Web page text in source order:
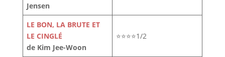
Jensen
LE BON, LA BRUTE ET
LE CINGLÉ
de Kim Jee-Woon
⭐⭐⭐⭐1/2